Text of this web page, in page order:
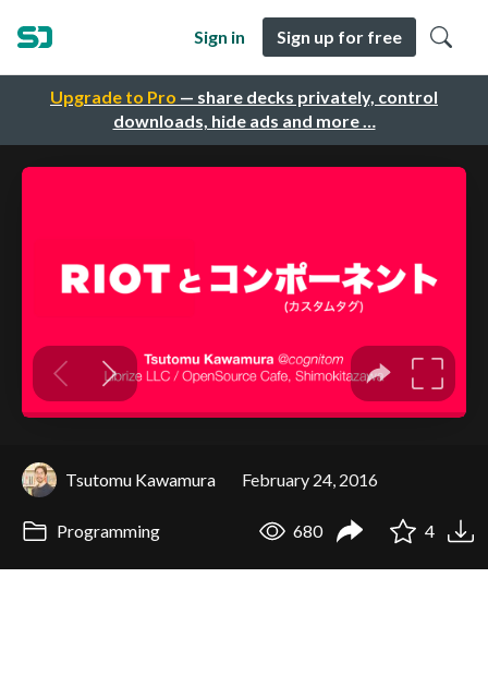
Upgrade to Pro — share decks privately, control
downloads, hide ads and more …
Sign in Sign up for free
Tsutomu Kawamura February 24, 2016
Programming 680 4